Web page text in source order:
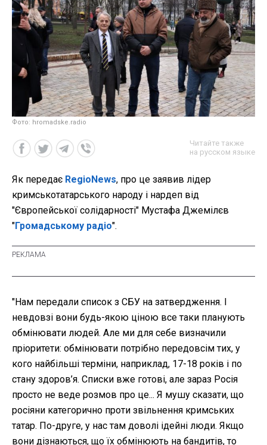
Фото: hromadske.radio
Читайте также
на русском языке
Як передає RegioNews, про це заявив лідер
кримськотатарського народу і нардеп від
"Європейської солідарності" Мустафа Джемілєв
"Громадському радіо".
"Нам передали список з СБУ на затвердження. І
невдовзі вони будь-якою ціною все таки планують
обмінювати людей. Але ми для себе визначили
пріоритети: обмінювати потрібно передовсім тих, у
кого найбільші терміни, наприклад, 17-18 років і по
стану здоров’я. Списки вже готові, але зараз Росія
просто не веде розмов про це... Я мушу сказати, що
росіяни категорично проти звільнення кримських
татар. По-друге, у нас там доволі ідейні люди. Якщо
вони дізнаються, що їх обмінюють на бандитів, то